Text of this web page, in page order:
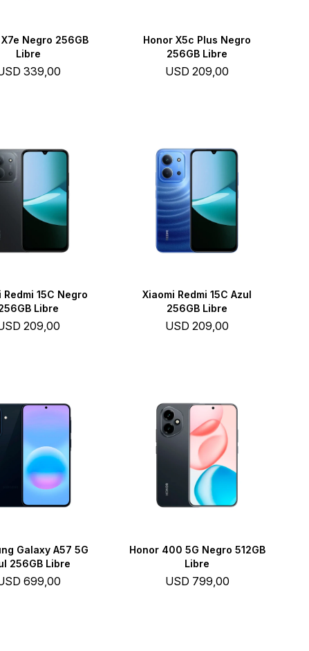
Negro 256GB
Libre
339,00
Honor X5c Plus Negro
256GB Libre
USD 209,00
Redmi 15C Negro
Libre
209,00
Xiaomi Redmi 15C Azul
256GB Libre
USD 209,00
Galaxy A57 5G
256GB Libre
699,00
Honor 400 5G Negro 512GB
Libre
USD 799,00